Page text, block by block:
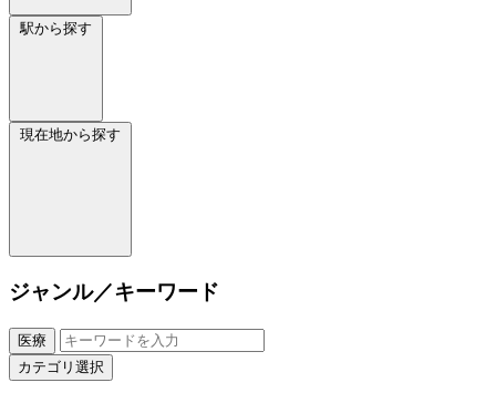
駅から探す
現在地から探す
ジャンル／キーワード
医療
カテゴリ選択